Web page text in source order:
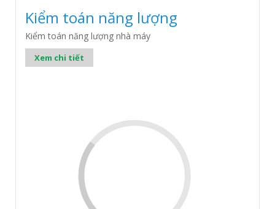
Kiểm toán năng lượng
Kiểm toán năng lượng nhà máy
Xem chi tiết